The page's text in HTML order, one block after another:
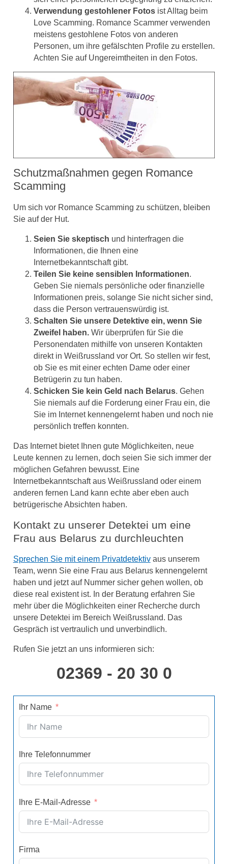
Verwendung gestohlener Fotosist Alltag beim
Love Scamming. Romance Scammer verwenden
meistens gestohlene Fotos von anderen
Personen, um ihre gefälschten Profile zu erstellen.
Achten Sie auf Ungereimtheiten in den Fotos.
Schutzmaßnahmen gegen Romance
Scamming
Um sich vor Romance Scamming zu schützen, bleiben
Sie auf der Hut.
Seien Sie skeptisch und hinterfragen die
Informationen, die Ihnen eine
Internetbekanntschaft gibt.
Teilen Sie keine sensiblen Informationen.
Geben Sie niemals persönliche oder finanzielle
Informationen preis, solange Sie nicht sicher sind,
dass die Person vertrauenswürdig ist.
Schalten Sie unsere Detektive ein, wenn Sie
Zweifel haben. Wir überprüfen für Sie die
Personendaten mithilfe von unseren Kontakten
direkt in Weißrussland vor Ort. So stellen wir fest,
ob Sie es mit einer echten Dame oder einer
Betrügerin zu tun haben.
Schicken Sie kein Geld nach Belarus. Gehen
Sie niemals auf die Forderung einer Frau ein, die
Sie im Internet kennengelernt haben und noch nie
persönlich treffen konnten.
Das Internet bietet Ihnen gute Möglichkeiten, neue
Leute kennen zu lernen, doch seien Sie sich immer der
möglichen Gefahren bewusst. Eine
Internetbekanntschaft aus Weißrussland oder einem
anderen fernen Land kann echte aber eben auch
betrügerische Absichten haben.
Kontakt zu unserer Detektei um eine
Frau aus Belarus zu durchleuchten
Sprechen Sie mit einem Privatdetektivaus unserem
Team, wenn Sie eine Frau aus Belarus kennengelernt
haben und jetzt auf Nummer sicher gehen wollen, ob
diese real existent ist. In der Beratung erfahren Sie
mehr über die Möglichkeiten einer Recherche durch
unsere Detektei im Bereich Weißrussland. Das
Gespräch ist vertraulich und unverbindlich.
Rufen Sie jetzt an uns informieren sich:
02369 - 20 30 0
Ihr Name
Ihre Telefonnummer
Ihre E-Mail-Adresse
Firma